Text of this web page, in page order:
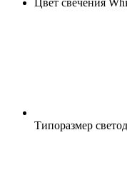
Типоразмер